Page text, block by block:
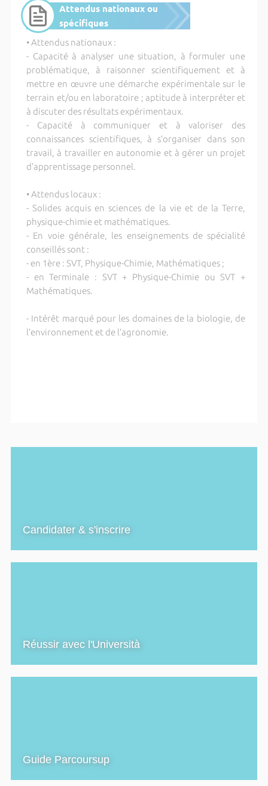
Attendus nationaux ou
spécifiques
• Attendus nationaux :
- Capacité à analyser une situation, à formuler une
problématique, à raisonner scientifiquement et à
mettre en œuvre une démarche expérimentale sur le
terrain et/ou en laboratoire ; aptitude à interpréter et
à discuter des résultats expérimentaux.
- Capacité à communiquer et à valoriser des
connaissances scientifiques, à s’organiser dans son
travail, à travailler en autonomie et à gérer un projet
d’apprentissage personnel.
• Attendus locaux :
- Solides acquis en sciences de la vie et de la Terre,
physique-chimie et mathématiques.
- En voie générale, les enseignements de spécialité
conseillés sont :
- en 1ère : SVT, Physique-Chimie, Mathématiques ;
- en Terminale : SVT + Physique-Chimie ou SVT +
Mathématiques.
- Intérêt marqué pour les domaines de la biologie, de
l’environnement et de l’agronomie.
Candidater & s'inscrire
Réussir avec l'Università
Guide Parcoursup